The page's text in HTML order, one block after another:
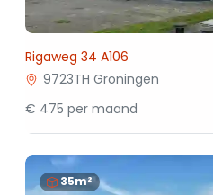
Rigaweg 34 A106
9723TH Groningen
€ 475 per maand
35m²